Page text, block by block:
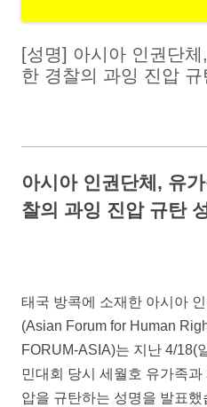
[성명] 아시아 인권단
한 경찰의 과잉 진압 규
아시아 인권단체, 유
찰의 과잉 진압 규탄
태국 방콕에 소재한 아시아
(Asian Forum for Human
FORUM-ASIA)는 지난 4/18(
민대회 당시 세월호 유가족
압을 규탄하는 성명을 발표